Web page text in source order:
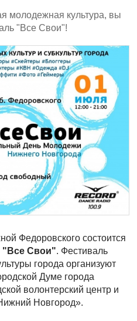
молодежная культура, вы
"Все Свои"!
Федоровского состоится
"Все Свои". Фестиваль
города организуют
Думе города
волонтерский центр и
Новгород».